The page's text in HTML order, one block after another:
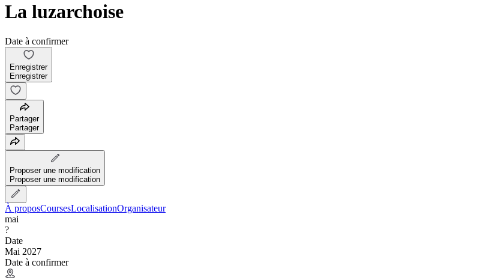
La luzarchoise
Date à confirmer
Enregistrer
Enregistrer
Partager
Partager
Proposer une modification
Proposer une modification
À proposCoursesLocalisationOrganisateur
mai
?
Date
Mai 2027
Date à confirmer